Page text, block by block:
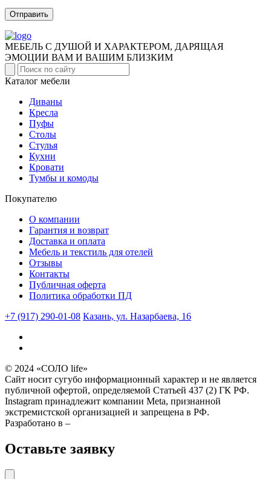
Отправить
МЕБЕЛЬ С ДУШОЙ И ХАРАКТЕРОМ, ДАРЯЩАЯ
ЭМОЦИИ ВАМ И ВАШИМ БЛИЗКИМ
Каталог мебели
Диваны
Кресла
Пуфы
Столы
Стулья
Кухни
Кровати
Тумбы и комоды
Покупателю
О компании
Гарантия и возврат
Доставка и оплата
Мебель и текстиль для отелей
Отзывы
Контакты
Публичная оферта
Политика обработки ПД
+7 (917) 290-01-08 Казань, ул. Назарбаева, 16
© 2024 «СОЛО life»
Сайт носит сугубо информационный характер и не является
публичной офертой, определяемой Статьей 437 (2) ГК РФ.
Instagram принадлежит компании Meta, признанной
экстремистской организацией и запрещена в РФ.
Разработано в –
Оставьте заявку